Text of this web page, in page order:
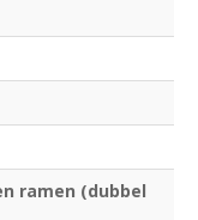
ramen (dubbel